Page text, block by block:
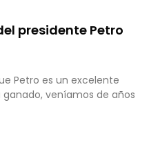
presidente Petro
Petro es un excelente
veníamos de años